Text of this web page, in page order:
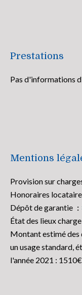
Prestations
Pas d'informations
Mentions
Provision sur
Honoraires locataire
Dépôt de garantie
État des lieux
Montant estimé des
un usage standard,
l'année 2021 :